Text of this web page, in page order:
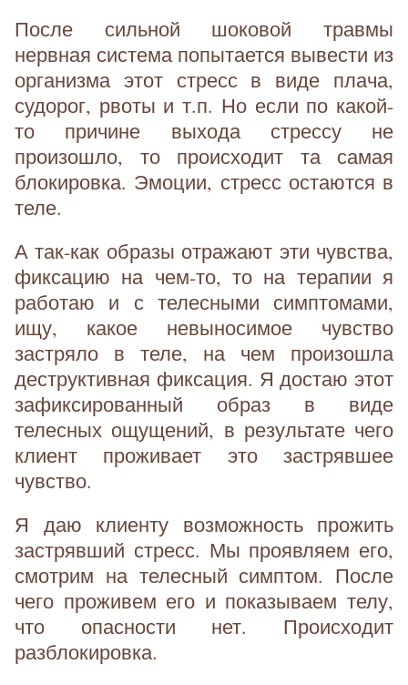
После сильной шоковой травмы
нервная система попытается вывести из
организма этот стресс в виде плача,
судорог, рвоты и т.п. Но если по какой-
то причине выхода стрессу не
произошло, то происходит та самая
блокировка. Эмоции, стресс остаются в
теле.
А так-как образы отражают эти чувства,
фиксацию на чем-то, то на терапии я
работаю и с телесными симптомами,
ищу, какое невыносимое чувство
застряло в теле, на чем произошла
деструктивная фиксация. Я достаю этот
зафиксированный образ в виде
телесных ощущений, в результате чего
клиент проживает это застрявшее
чувство.
Я даю клиенту возможность прожить
застрявший стресс. Мы проявляем его,
смотрим на телесный симптом. После
чего проживем его и показываем телу,
что опасности нет. Происходит
разблокировка.